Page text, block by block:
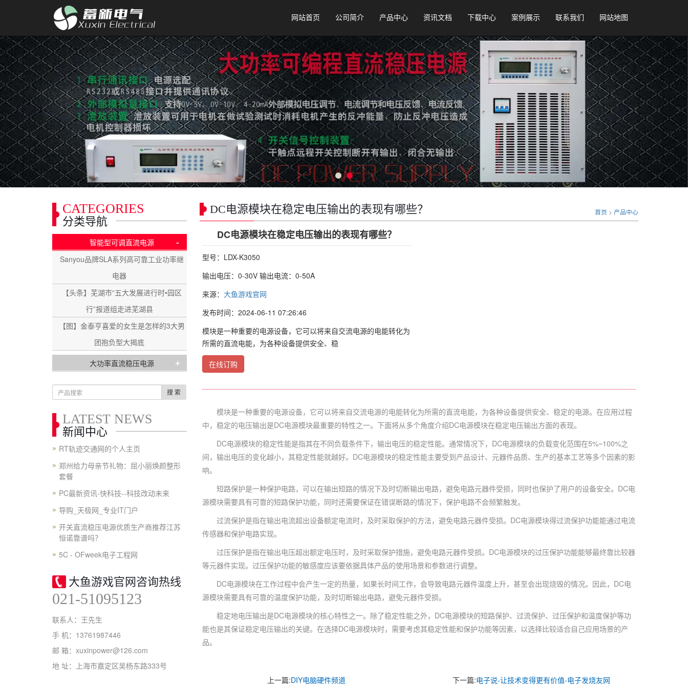
网站首页 公司简介 产品中心 资讯文档 下载中心 案例展示 联系我们 网站地图
DC电源模块在稳定电压输出的表现有哪些？ 首页 > 产品中心
DC电源模块在稳定电压输出的表现有哪些？
型号：LDX-K3050
输出电压：0-30V 输出电流：0-50A
来源： 大鱼游戏官网
发布时间：2024-06-11 07:26:46
模块是一种重要的电源设备，它可以将来自交流电源的电能转化为
所需的直流电能，为各种设备提供安全、稳
在线订购
模块是一种重要的电源设备，它可以将来自交流电源的电能转化为所需的直流电能，为各种设备提供安全、稳定的电源。在应用过程
中，稳定的电压输出是DC电源模块最重要的特性之一。下面将从多个角度介绍DC电源模块在稳定电压输出方面的表现。
DC电源模块的稳定性能是指其在不同负载条件下，输出电压的稳定性能。通常情况下，DC电源模块的负载变化范围在5%~100%之
间，输出电压的变化越小，其稳定性能就越好。DC电源模块的稳定性能主要受到产品设计、元器件品质、生产的基本工艺等多个因素的影
响。
短路保护是一种保护电路，可以在输出短路的情况下及时切断输出电路，避免电路元器件受损，同时也保护了用户的设备安全。DC电
源模块需要具有可靠的短路保护功能，同时还需要保证在错误断路的情况下，保护电路不会频繁触发。
过流保护是指在输出电流超出设备额定电流时，及时采取保护的方法，避免电路元器件受损。DC电源模块得过流保护功能能通过电流
传感器和保护电路实现。
过压保护是指在输出电压超出额定电压时，及时采取保护措施，避免电路元器件受损。DC电源模块的过压保护功能能够最终靠比较器
等元器件实现。过压保护功能的敏感度应该要依据具体产品的使用场景和参数进行调整。
DC电源模块在工作过程中会产生一定的热量，如果长时间工作，会导致电路元器件温度上升，甚至会出现烧毁的情况。因此，DC电
源模块需要具有可靠的温度保护功能，及时切断输出电路，避免元器件受损。
稳定地电压输出是DC电源模块的核心特性之一。除了稳定性能之外，DC电源模块的短路保护、过流保护、过压保护和温度保护等功
能也是其保证稳定电压输出的关键。在选择DC电源模块时，需要考虑其稳定性能和保护功能等因素，以选择比较适合自己应用场景的产
品。
上一篇:DIY电脑硬件频道 下一篇:电子说-让技术变得更有价值-电子发烧友网
CATEGORIES
分类导航
智能型可调直流电源 -
Sanyou品牌SLA系列高可靠工业功率继
电器
【头条】芜湖市“五大发展进行时•园区
行”报道组走进芜湖县
【图】金泰亨喜爱的女生是怎样的3大男
团抱负型大揭底
大功率直流稳压电源 +
搜 索
LATEST NEWS
新闻中心
RT轨迹交通网的个人主页
郑州给力母亲节礼物：屈小丽焕颜整形
套餐
PC最新资讯-快科技--科技改动未来
导购_天极网_专业IT门户
开关直流稳压电源优质生产商推荐江苏
恒诺靠谱吗？
5C - OFweek电子工程网
大鱼游戏官网咨询热线
021-51095123
联系人：王先生
手 机：13761987446
邮 箱：xuxinpower@126.com
地 址：上海市嘉定区吴杨东路333号